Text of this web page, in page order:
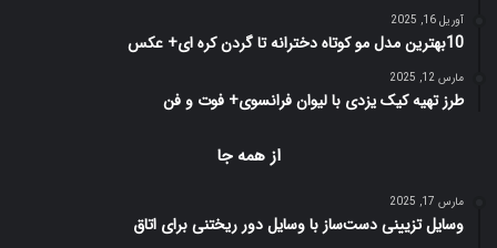
آوریل 16, 2025
10بهترین مدل مو کوتاه دخترانه تا گردن کره ای+ عکس
مارس 12, 2025
طرز تهیه کیک یزدی با لیوان فرانسوی+ فوت و فن
از همه جا
مارس 17, 2025
وسایل تزیینی دست‌ساز با وسایل دور ریختنی برای اتاق